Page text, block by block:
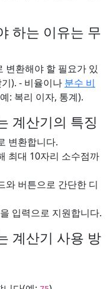
하는 이유는 무
변환해야 할 필요가 있
). - 비율이나 분수 비
: 복리 이자, 통계).
계산기의 특징
변환합니다.
최대 10자리 소수점까
와 버튼으로 간단한 디
입력으로 지원합니다.
계산기 사용 방